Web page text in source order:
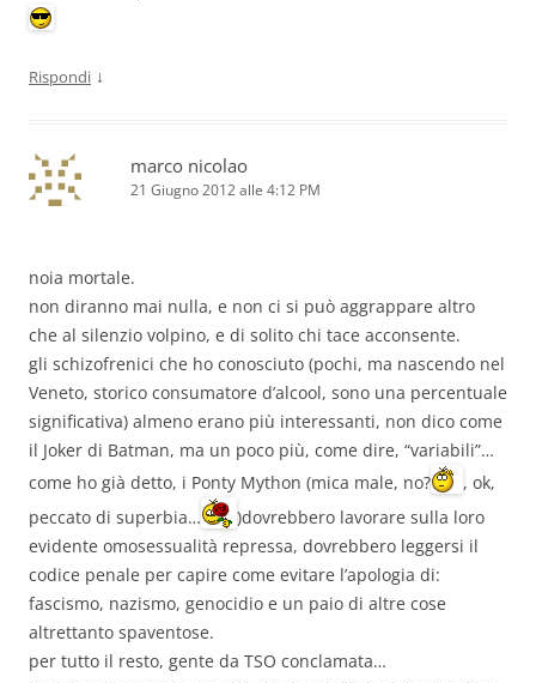
Rispondi ↓
marco nicolao
21 Giugno 2012 alle 4:12 PM
noia mortale.
non diranno mai nulla, e non ci si può aggrappare altro
che al silenzio volpino, e di solito chi tace acconsente.
gli schizofrenici che ho conosciuto (pochi, ma nascendo nel
Veneto, storico consumatore d’alcool, sono una percentuale
significativa) almeno erano più interessanti, non dico come
il Joker di Batman, ma un poco più, come dire, “variabili”…
come ho già detto, i Ponty Mython (mica male, no?
, ok,
peccato di superbia…
)dovrebbero lavorare sulla loro
evidente omosessualità repressa, dovrebbero leggersi il
codice penale per capire come evitare l’apologia di:
fascismo, nazismo, genocidio e un paio di altre cose
altrettanto spaventose.
per tutto il resto, gente da TSO conclamata…